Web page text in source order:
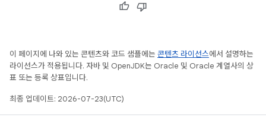
이 페이지에 나와 있는 콘텐츠와 코드 샘플에는 콘텐츠 라이선스에서 설명하는
라이선스가 적용됩니다. 자바 및 OpenJDK는 Oracle 및 Oracle 계열사의 상
표 또는 등록 상표입니다.
최종 업데이트: 2026-07-23(UTC)